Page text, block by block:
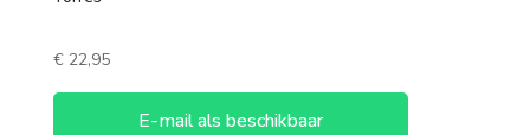
€22,95
E-mail als beschikbaar